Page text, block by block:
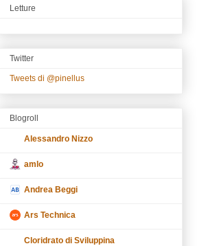
Letture
Twitter
Tweets di @pinellus
Blogroll
Alessandro Nizzo
amlo
Andrea Beggi
Ars Technica
Cloridrato di Sviluppina